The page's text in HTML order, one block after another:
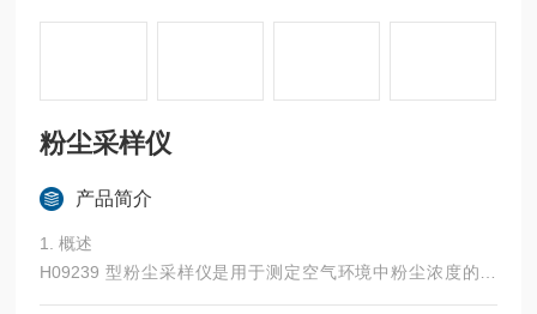
粉尘采样仪
产品简介
1. 概述
H09239 型粉尘采样仪是用于测定空气环境中粉尘浓度的仪
器，它用双泵工作，从结构上克服了脉冲气流，使流量更稳